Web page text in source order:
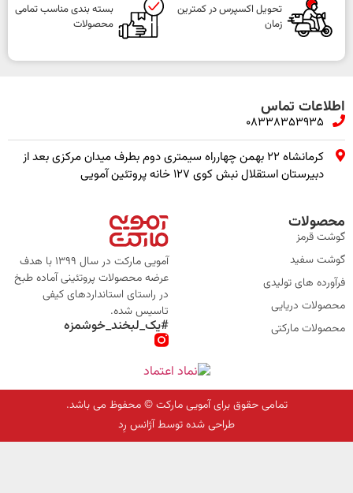
تحویل اکسپرس در کمترین
زمان
بسته بندی مناسب تمامی
محصولات
اطلاعات تماس
08338353935
کرمانشاه ۲۲ بهمن چهارراه سیمتری دوم بطرف میدان مرکزی بعد از
دبیرستان استقلال نبش کوی ۱۲۷ خانه پروتئین آمویی
محصولات
گوشت قرمز
گوشت سفید
فرآورده های تولیدی
محصولات دریایی
محصولات مارکتی
آمویی مارکت در سال 1399 با هدف
عرضه محصولات پروتئینی آماده طبخ
در راستای استانداردهای کیفی
تاسیس شده.
#یک_لبخند_خوشمزه
تمامی حقوق برای آمویی مارکت © محفوظ می باشد.
طراحی شده توسط آژانس رِد